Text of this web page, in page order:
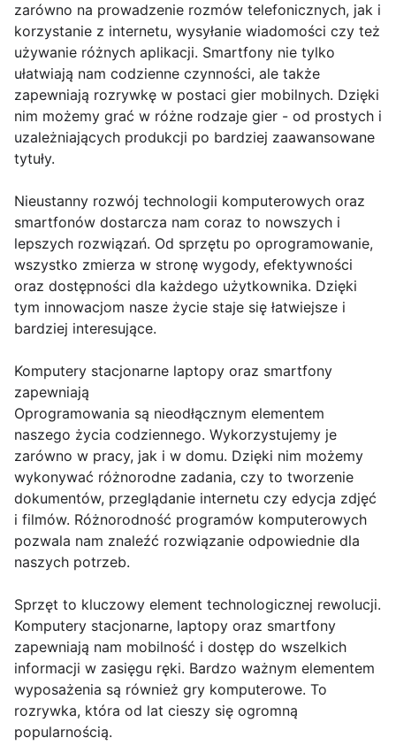
zarówno na prowadzenie rozmów telefonicznych, jak i
korzystanie z internetu, wysyłanie wiadomości czy też
używanie różnych aplikacji. Smartfony nie tylko
ułatwiają nam codzienne czynności, ale także
zapewniają rozrywkę w postaci gier mobilnych. Dzięki
nim możemy grać w różne rodzaje gier - od prostych i
uzależniających produkcji po bardziej zaawansowane
tytuły.
Nieustanny rozwój technologii komputerowych oraz
smartfonów dostarcza nam coraz to nowszych i
lepszych rozwiązań. Od sprzętu po oprogramowanie,
wszystko zmierza w stronę wygody, efektywności
oraz dostępności dla każdego użytkownika. Dzięki
tym innowacjom nasze życie staje się łatwiejsze i
bardziej interesujące.
Komputery stacjonarne laptopy oraz smartfony
zapewniają
Oprogramowania są nieodłącznym elementem
naszego życia codziennego. Wykorzystujemy je
zarówno w pracy, jak i w domu. Dzięki nim możemy
wykonywać różnorodne zadania, czy to tworzenie
dokumentów, przeglądanie internetu czy edycja zdjęć
i filmów. Różnorodność programów komputerowych
pozwala nam znaleźć rozwiązanie odpowiednie dla
naszych potrzeb.
Sprzęt to kluczowy element technologicznej rewolucji.
Komputery stacjonarne, laptopy oraz smartfony
zapewniają nam mobilność i dostęp do wszelkich
informacji w zasięgu ręki. Bardzo ważnym elementem
wyposażenia są również gry komputerowe. To
rozrywka, która od lat cieszy się ogromną
popularnością.